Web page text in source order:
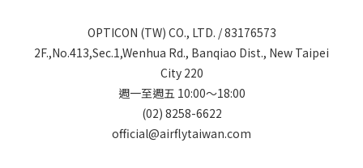
OPTICON (TW) CO., LTD. / 83176573
2F.,No.413,Sec.1,Wenhua Rd., Banqiao Dist., New Taipei
City 220
週一至週五 10:00～18:00
(02) 8258-6622
official@airflytaiwan.com